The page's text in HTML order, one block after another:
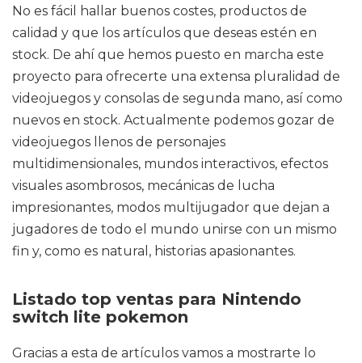
No es fácil hallar buenos costes, productos de
calidad y que los artículos que deseas estén en
stock. De ahí que hemos puesto en marcha este
proyecto para ofrecerte una extensa pluralidad de
videojuegos y consolas de segunda mano, así como
nuevos en stock. Actualmente podemos gozar de
videojuegos llenos de personajes
multidimensionales, mundos interactivos, efectos
visuales asombrosos, mecánicas de lucha
impresionantes, modos multijugador que dejan a
jugadores de todo el mundo unirse con un mismo
fin y, como es natural, historias apasionantes.
Listado top ventas para Nintendo
switch lite pokemon
Gracias a esta de artículos vamos a mostrarte lo